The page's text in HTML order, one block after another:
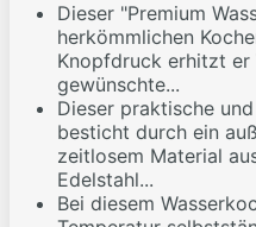
Dieser "Premium
herkömmlichen
Knopfdruck erhitzt er
gewünschte...
Dieser praktische
besticht durch ein
zeitlosem Material
Edelstahl...
Bei diesem